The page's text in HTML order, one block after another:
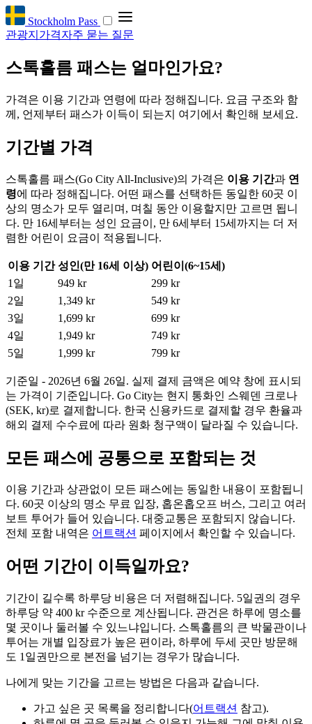
Stockholm Pass
관광지 가격자주 묻는 질문
스톡홀름 패스는 얼마인가요?
가격은 이용 기간과 연령에 따라 정해집니다. 요금 구조와 함
께, 언제부터 패스가 이득이 되는지 여기에서 확인해 보세요.
기간별 가격
스톡홀름 패스(Go City All-Inclusive)의 가격은 이용 기간과 연
령에 따라 정해집니다. 어떤 패스를 선택하든 동일한 60곳 이
상의 명소가 모두 열리며, 며칠 동안 이용할지만 고르면 됩니
다. 만 16세부터는 성인 요금이, 만 6세부터 15세까지는 더 저
렴한 어린이 요금이 적용됩니다.
이용 기간 성인(만 16세 이상) 어린이(6~15세)
1일
949 kr
299 kr
2일
1,349 kr
549 kr
3일
1,699 kr
699 kr
4일
1,949 kr
749 kr
5일
1,999 kr 799 kr
기준일 - 2026년 6월 26일. 실제 결제 금액은 예약 창에 표시되
는 가격이 기준입니다. Go City는 현지 통화인 스웨덴 크로나
(SEK, kr)로 결제합니다. 한국 신용카드로 결제할 경우 환율과
해외 결제 수수료에 따라 원화 청구액이 달라질 수 있습니다.
모든 패스에 공통으로 포함되는 것
이용 기간과 상관없이 모든 패스에는 동일한 내용이 포함됩니
다. 60곳 이상의 명소 무료 입장, 홉온홉오프 버스, 그리고 여러
보트 투어가 들어 있습니다. 대중교통은 포함되지 않습니다.
전체 포함 내역은 어트랙션 페이지에서 확인할 수 있습니다.
어떤 기간이 이득일까요?
기간이 길수록 하루당 비용은 더 저렴해집니다. 5일권의 경우
하루당 약 400 kr 수준으로 계산됩니다. 관건은 하루에 명소를
몇 곳이나 둘러볼 수 있느냐입니다. 스톡홀름의 큰 박물관이나
투어는 개별 입장료가 높은 편이라, 하루에 두세 곳만 방문해
도 1일권만으로 본전을 넘기는 경우가 많습니다.
나에게 맞는 기간을 고르는 방법은 다음과 같습니다.
가고 싶은 곳 목록을 정리합니다(어트랙션 참고).